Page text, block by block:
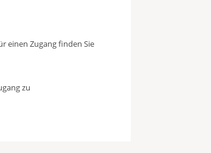
einen Zugang finden Sie
zu